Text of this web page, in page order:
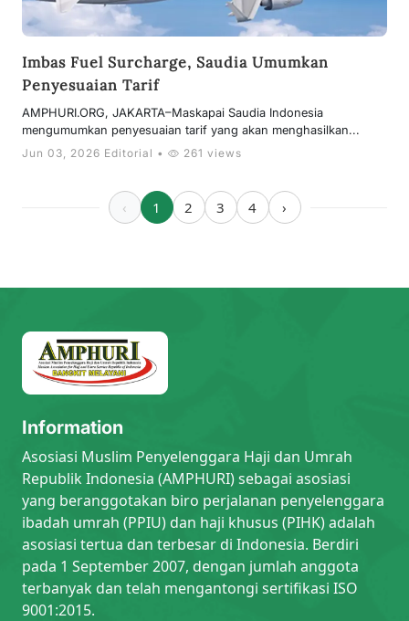
Imbas Fuel Surcharge, Saudia Umumkan
Penyesuaian Tarif
AMPHURI.ORG, JAKARTA–Maskapai Saudia Indonesia
mengumumkan penyesuaian tarif yang akan menghasilkan...
Jun 03, 2026 Editorial • 261 views
‹ 1 2 3 4 ›
Information
Asosiasi Muslim Penyelenggara Haji dan Umrah
Republik Indonesia (AMPHURI) sebagai asosiasi
yang beranggotakan biro perjalanan penyelenggara
ibadah umrah (PPIU) dan haji khusus (PIHK) adalah
asosiasi tertua dan terbesar di Indonesia. Berdiri
pada 1 September 2007, dengan jumlah anggota
terbanyak dan telah mengantongi sertifikasi ISO
9001:2015.